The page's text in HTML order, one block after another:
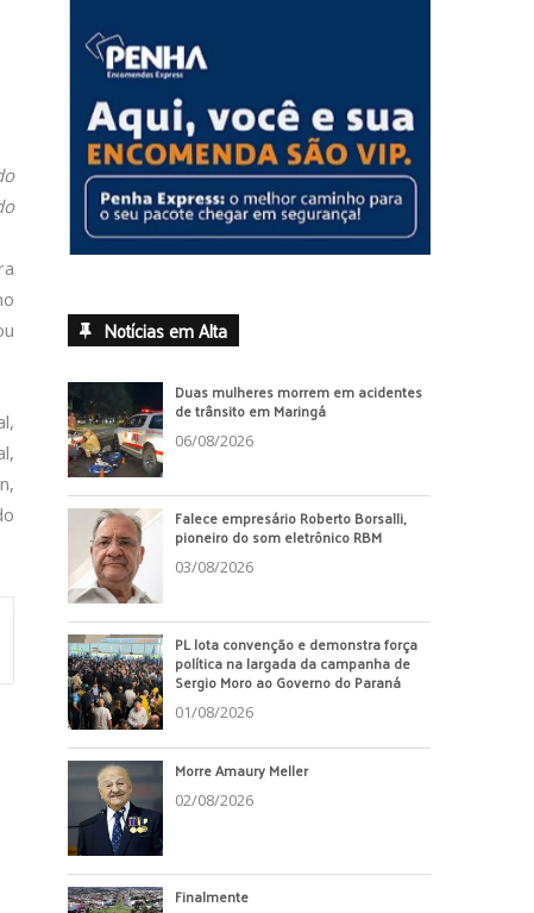
Notícias em Alta
Duas mulheres morrem em acidentes
de trânsito em Maringá
06/08/2026
Falece empresário Roberto Borsalli,
pioneiro do som eletrônico RBM
03/08/2026
PL lota convenção e demonstra força
política na largada da campanha de
Sergio Moro ao Governo do Paraná
01/08/2026
Morre Amaury Meller
02/08/2026
Finalmente